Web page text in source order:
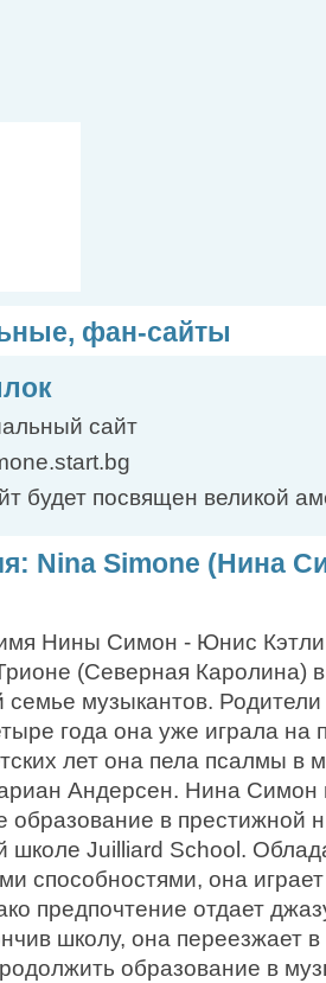
фан-сайты
сайт
будет посвящен великой
Nina Simone (Нина
Нины Симон - Юнис
(Северная Каролина)
семье музыкантов.
года она уже играла на
лет она пела псалмы в
Андерсен. Нина Симон
образование в престижной
школе Juilliard School.
способностями, она
предпочтение отдает
школу, она
образование в